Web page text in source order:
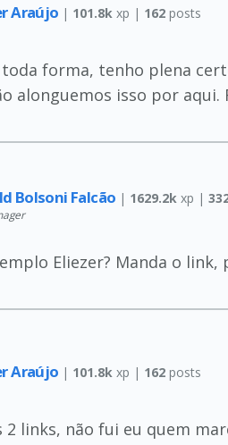
Araújo | 101.8k xp | 162 posts
toda forma, tenho plena
alonguemos isso por aqui.
Bolsoni Falcão | 1629.2k xp |
Eliezer? Manda o link,
Araújo | 101.8k xp | 162 posts
2 links, não fui eu quem